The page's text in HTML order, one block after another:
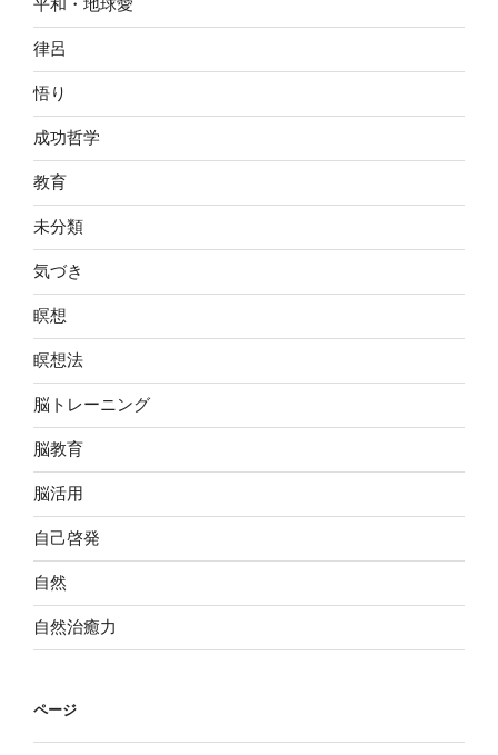
平和・地球愛
律呂
悟り
成功哲学
教育
未分類
気づき
瞑想
瞑想法
脳トレーニング
脳教育
脳活用
自己啓発
自然
自然治癒力
ページ